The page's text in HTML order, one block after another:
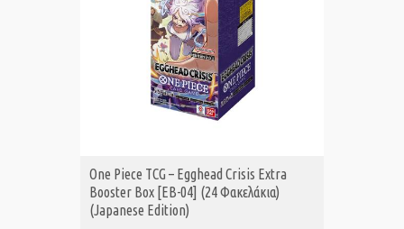
One Piece TCG – Egghead Crisis Extra
Booster Box [EB-04] (24 Φακελάκια)
(Japanese Edition)